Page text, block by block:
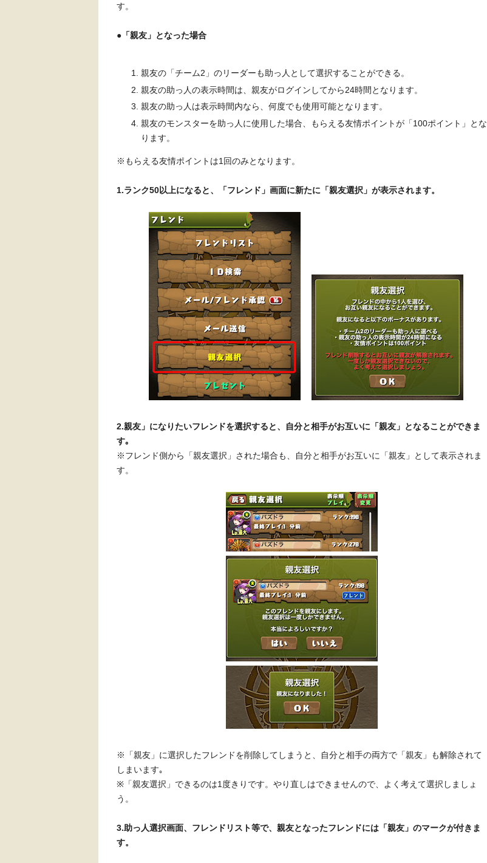
す。
●「親友」となった場合
親友の「チーム2」のリーダーも助っ人として選択することができる。
親友の助っ人の表示時間は、親友がログインしてから24時間となります。
親友の助っ人は表示時間内なら、何度でも使用可能となります。
親友のモンスターを助っ人に使用した場合、もらえる友情ポイントが「100ポイント」とな
ります。
※もらえる友情ポイントは1回のみとなります。
1.ランク50以上になると、「フレンド」画面に新たに「親友選択」が表示されます。
2.親友」になりたいフレンドを選択すると、自分と相手がお互いに「親友」となることができま
す｡
※フレンド側から「親友選択」された場合も、自分と相手がお互いに「親友」として表示されま
す。
※「親友」に選択したフレンドを削除してしまうと、自分と相手の両方で「親友」も解除されて
しまいます｡
※「親友選択」できるのは1度きりです。やり直しはできませんので、よく考えて選択しましょ
う。
3.助っ人選択画面、フレンドリスト等で、親友となったフレンドには「親友」のマークが付きま
す。